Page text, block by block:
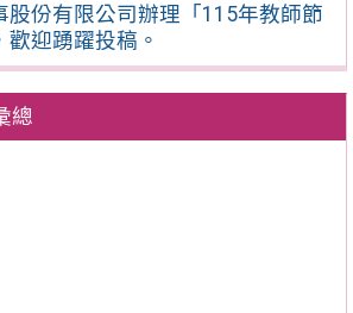
股份有限公司辦理「115年教師節
迎踴躍投稿。
總